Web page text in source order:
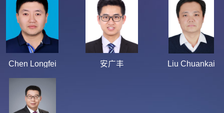
Chen Longfei 安广丰 Liu Chuankai